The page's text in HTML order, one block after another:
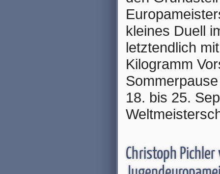
kleines Duell
letztendlich
Kilogramm
18. bis 25.
Christoph